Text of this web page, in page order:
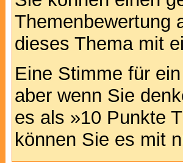
Themenbewertung
dieses Thema mit
Eine Stimme für
aber wenn Sie
es als »10 Punkte
können Sie es mit